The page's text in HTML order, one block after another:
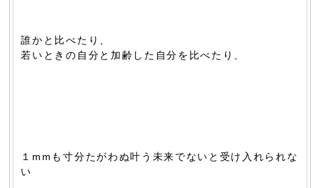
誰かと比べたり、
若いときの自分と加齢した自分を比べたり、
１mmも寸分たがわぬ叶う未来でないと受け入れられな
い